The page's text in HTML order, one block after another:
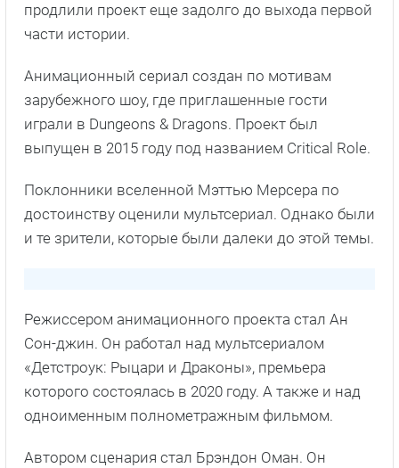
продлили проект еще задолго до выхода первой
части истории.
Анимационный сериал создан по мотивам
зарубежного шоу, где приглашенные гости
играли в Dungeons & Dragons. Проект был
выпущен в 2015 году под названием Critical Role.
Поклонники вселенной Мэттью Мерсера по
достоинству оценили мультсериал. Однако были
и те зрители, которые были далеки до этой темы.
Режиссером анимационного проекта стал Ан
Сон-джин. Он работал над мультсериалом
«Детстроук: Рыцари и Драконы», премьера
которого состоялась в 2020 году. А также и над
одноименным полнометражным фильмом.
Автором сценария стал Брэндон Оман. Он